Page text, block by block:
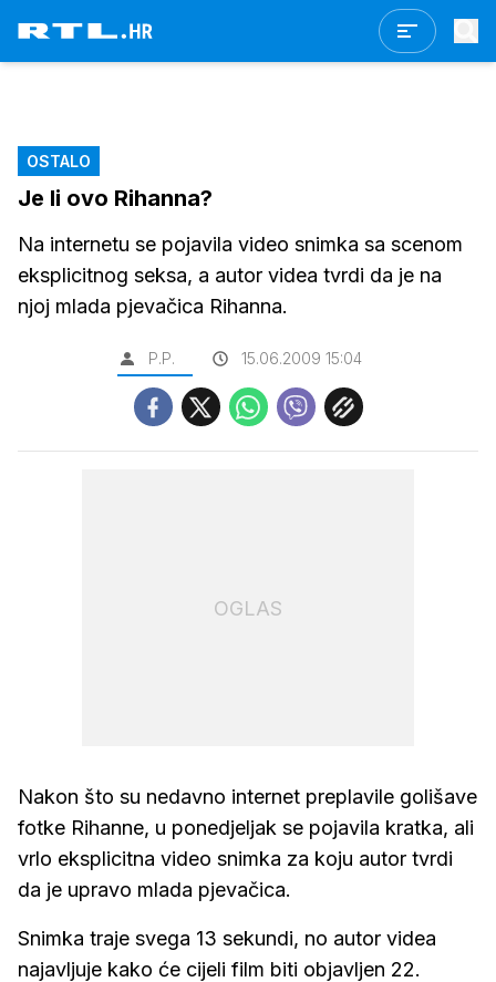
OSTALO
Je li ovo Rihanna?
Na internetu se pojavila video snimka sa scenom
eksplicitnog seksa, a autor videa tvrdi da je na
njoj mlada pjevačica Rihanna.
P.P. 15.06.2009 15:04
OGLAS
Nakon što su nedavno internet preplavile golišave
fotke Rihanne, u ponedjeljak se pojavila kratka, ali
vrlo eksplicitna video snimka za koju autor tvrdi
da je upravo mlada pjevačica.
Snimka traje svega 13 sekundi, no autor videa
najavljuje kako će cijeli film biti objavljen 22.